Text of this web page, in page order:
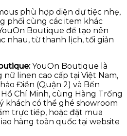
phù hợp diện dự tiệc nhẹ,
phối cùng các item khác
Boutique để tạo nên
nhau, từ thanh lịch, tối giản
YouOn Boutique là
linen cao cấp tại Việt Nam,
Điền (Quận 2) và Bến
Chí Minh, cùng Hàng Trống
khách có thể ghé showroom
trực tiếp, hoặc đặt mua
hàng toàn quốc tại website